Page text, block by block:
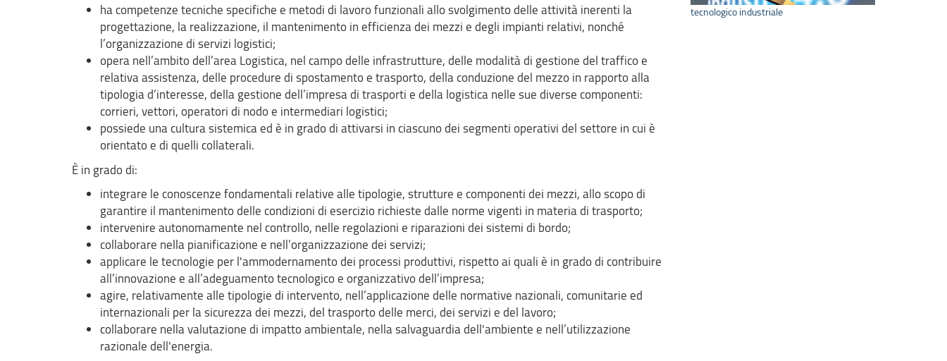
ha competenze tecniche specifiche e metodi di lavoro funzionali allo svolgimento delle attività inerenti la
progettazione, la realizzazione, il mantenimento in efficienza dei mezzi e degli impianti relativi, nonché
l’organizzazione di servizi logistici;
opera nell’ambito dell’area Logistica, nel campo delle infrastrutture, delle modalità di gestione del traffico e
relativa assistenza, delle procedure di spostamento e trasporto, della conduzione del mezzo in rapporto alla
tipologia d’interesse, della gestione dell’impresa di trasporti e della logistica nelle sue diverse componenti:
corrieri, vettori, operatori di nodo e intermediari logistici;
possiede una cultura sistemica ed è in grado di attivarsi in ciascuno dei segmenti operativi del settore in cui è
orientato e di quelli collaterali.
È in grado di:
integrare le conoscenze fondamentali relative alle tipologie, strutture e componenti dei mezzi, allo scopo di
garantire il mantenimento delle condizioni di esercizio richieste dalle norme vigenti in materia di trasporto;
intervenire autonomamente nel controllo, nelle regolazioni e riparazioni dei sistemi di bordo;
collaborare nella pianificazione e nell’organizzazione dei servizi;
applicare le tecnologie per l'ammodernamento dei processi produttivi, rispetto ai quali è in grado di contribuire
all’innovazione e all’adeguamento tecnologico e organizzativo dell’impresa;
agire, relativamente alle tipologie di intervento, nell’applicazione delle normative nazionali, comunitarie ed
internazionali per la sicurezza dei mezzi, del trasporto delle merci, dei servizi e del lavoro;
collaborare nella valutazione di impatto ambientale, nella salvaguardia dell'ambiente e nell’utilizzazione
razionale dell'energia.
tecnologico industriale